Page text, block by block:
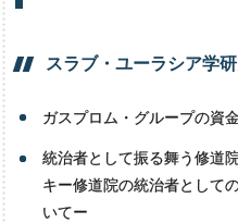
スラブ・ ユーラシア学
ガスプロム・グループの資
統治者として振る舞う修道
キー修道院の統治者として
いてー